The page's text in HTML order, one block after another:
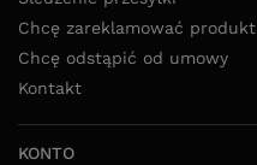
Chcę zareklamować produkt
Chcę odstąpić od umowy
Kontakt
KONTO